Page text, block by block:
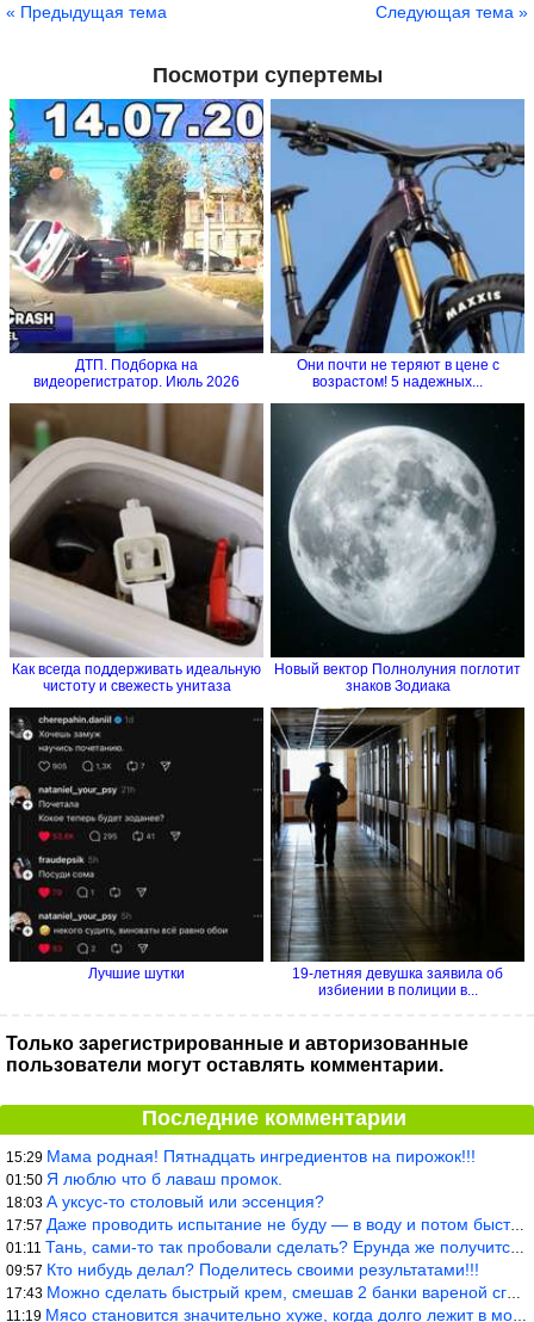
« Предыдущая тема Следующая тема »
Посмотри супертемы
ДТП. Подборка на
видеорегистратор. Июль 2026
Они почти не теряют в цене с
возрастом! 5 надежных...
Как всегда поддерживать идеальную
чистоту и свежесть унитаза
Новый вектор Полнолуния поглотит
знаков Зодиака
Лучшие шутки
19-летняя девушка заявила об
избиении в полиции в...
Только зарегистрированные и авторизованные
пользователи могут оставлять комментарии.
Последние комментарии
15:29 Мама родная! Пятнадцать ингредиентов на пирожок!!!
01:50 Я люблю что б лаваш промок.
18:03 А уксус-то столовый или эссенция?
17:57 Даже проводить испытание не буду — в воду и потом быстро в раска
01:11 Тань, сами-то так пробовали сделать? Ерунда же получится. Нет, с
09:57 Кто нибудь делал? Поделитесь своими результатами!!!
17:43 Можно сделать быстрый крем, смешав 2 банки вареной сгущенки со с
11:19 Мясо становится значительно хуже, когда долго лежит в морозилке